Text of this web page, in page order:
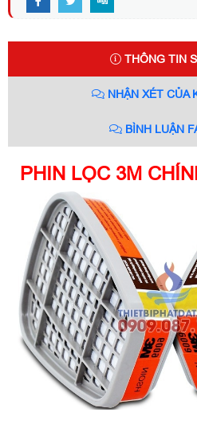
THÔNG TIN
NHẬN XÉT CỦA
BÌNH LUẬN
PHIN LỌC 3M